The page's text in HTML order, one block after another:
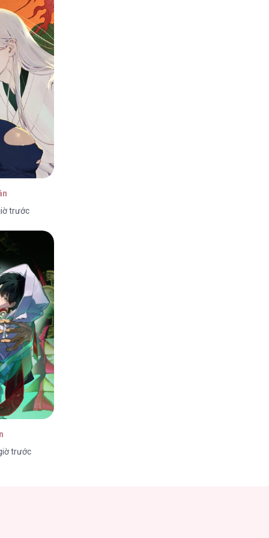
2026
2026
2026
2026
2026
2026
trước
trước